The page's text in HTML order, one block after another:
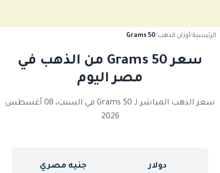
الرئيسية/أوزان الذهب/
50 Grams
سعر 50 Grams من الذهب في
مصر اليوم
سعر الذهب المباشر لـ 50 Grams في السبت، 08 أغسطس
2026
دولار جنيه مصري